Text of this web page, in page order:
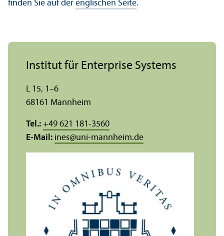
finden Sie auf der englischen Seite.
Institut für Enterprise Systems
L 15, 1–6
68161 Mannheim
Tel.: +49 621 181-3560
E-Mail: ines@uni-mannheim.de